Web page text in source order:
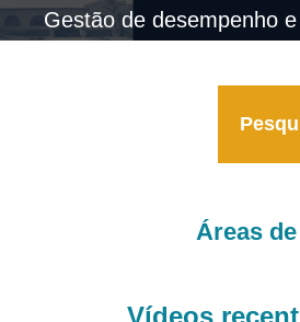
Gestão de desempenho
Áreas
Vídeos